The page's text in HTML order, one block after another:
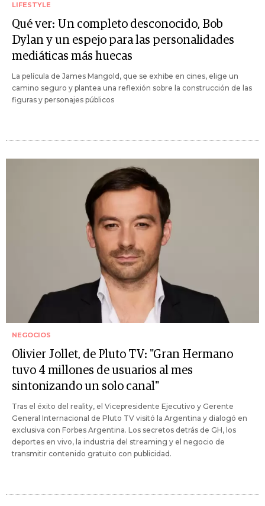
LIFESTYLE
Qué ver: Un completo desconocido, Bob
Dylan y un espejo para las personalidades
mediáticas más huecas
La película de James Mangold, que se exhibe en cines, elige un
camino seguro y plantea una reflexión sobre la construcción de las
figuras y personajes públicos
NEGOCIOS
Olivier Jollet, de Pluto TV: "Gran Hermano
tuvo 4 millones de usuarios al mes
sintonizando un solo canal"
Tras el éxito del reality, el Vicepresidente Ejecutivo y Gerente
General Internacional de Pluto TV visitó la Argentina y dialogó en
exclusiva con Forbes Argentina. Los secretos detrás de GH, los
deportes en vivo, la industria del streaming y el negocio de
transmitir contenido gratuito con publicidad.